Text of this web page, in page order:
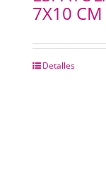
7X10 CM
Detalles